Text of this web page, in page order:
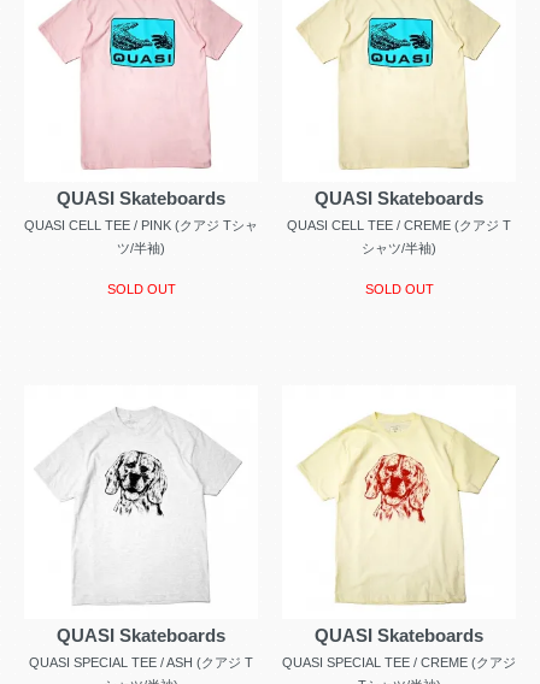
QUASI Skateboards
QUASI CELL TEE / PINK (クアジ Tシャ
ツ/半袖)
SOLD OUT
QUASI Skateboards
QUASI CELL TEE / CREME (クアジ T
シャツ/半袖)
SOLD OUT
QUASI Skateboards
QUASI SPECIAL TEE / ASH (クアジ T
QUASI Skateboards
QUASI SPECIAL TEE / CREME (クアジ